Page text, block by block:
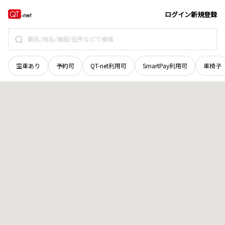
ログイン新規登録
空車あり 予約可 QT-net利用可 SmartPay利用可 車椅子
長野県